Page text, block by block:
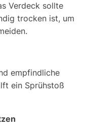
Verdeck sollte
trocken ist, um
empfindliche
ein Sprühstoß